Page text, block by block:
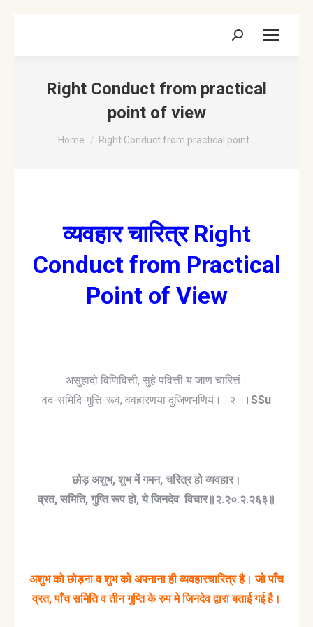
Search:
Right Conduct from practical
point of view
You are here:
Home Right Conduct from practical point…
व्यवहार चारित्र Right
Conduct from Practical
Point of View
असुहादो विणिवित्ती, सुहे पवित्ती य जाण चारित्तं।
वद-समिदि-गुत्ति-रूवं, ववहारणया दुजिणभणियं।।२।। SSu
छोड़ अशुभ, शुभ में गमन, चरित्र हो व्यवहार।
व्रत, समिति, गुप्ति रूप हो, ये जिनदेव विचार॥२.२०.२.२६३॥
अशुभ को छोड़ना व शुभ को अपनाना ही व्यवहारचारित्र है। जो पाँच
व्रत,पाँच समिति व तीन गुप्ति के रुप मे जिनदेव द्वारा बताई गई है।